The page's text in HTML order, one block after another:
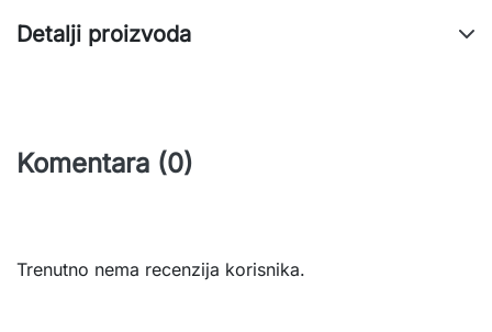
Detalji proizvoda
Komentara (0)
Trenutno nema recenzija korisnika.